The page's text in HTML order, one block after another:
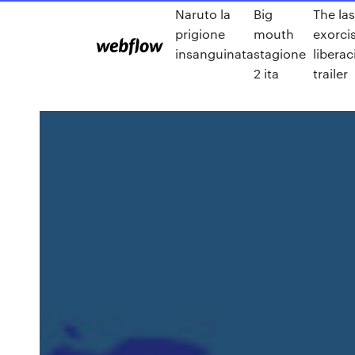
Naruto la
prigione
insanguinata
Big
mouth
stagione
2 ita
The
trailer